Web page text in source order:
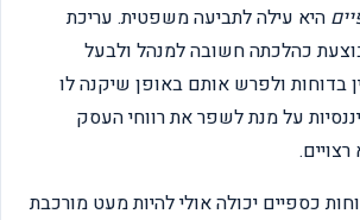
היא עילה לתביעה משפטית. עריכת
כהלכתה חשובה למנהל ולבעל
ולפרש אותם באופן שיקנה לו
על מנת לשפר את רווחי העסק
כספיים יכולה אולי להיות מעט מורכבת